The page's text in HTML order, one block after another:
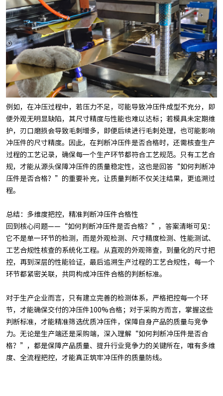
例如，在冲压过程中，若压力不足，可能导致冲压件成型不充分，即
便外观无明显缺陷，其尺寸精度与性能也难以达标；若模具未定期维
护，刃口磨损会导致毛刺增多，即便后续进行毛刺处理，也可能影响
冲压件的尺寸精度。因此，在判断冲压件是否合格时，还需核查生产
过程的工艺记录，确保每一个生产环节都符合工艺规范。只有工艺合
规，才能从源头保障冲压件的质量稳定性，这也是回答“如何判断冲
压件是否合格？”的重要补充，让质量判断不仅关注结果，更追溯过
程。
总结：多维度把控，精准判断冲压件合格性
回到核心问题——“如何判断冲压件是否合格？”，答案清晰可见：
它不是单一环节的检测，而是外观检测、尺寸精度检测、性能测试、
工艺合规性核查的系统化工程。从直观的外观筛查，到量化的尺寸把
控，再到深层的性能验证，最后追溯生产过程的工艺合规性，每一个
环节都紧密关联，共同构成冲压件合格的判断标准。
对于生产企业而言，只有建立完善的检测体系，严格把控每一个环
节，才能确保交付的冲压件100%合格；对于采购方而言，掌握这些
判断标准，才能精准筛选优质冲压件，保障自身产品的质量与竞争
力。无论是生产端还是采购端，深入理解“如何判断冲压件是否合
格？”，都是保障产品质量、提升行业竞争力的关键所在，唯有多维
度、全流程把控，才能真正筑牢冲压件的质量防线。